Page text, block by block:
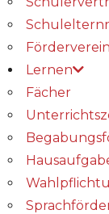
Lernen
Fächer